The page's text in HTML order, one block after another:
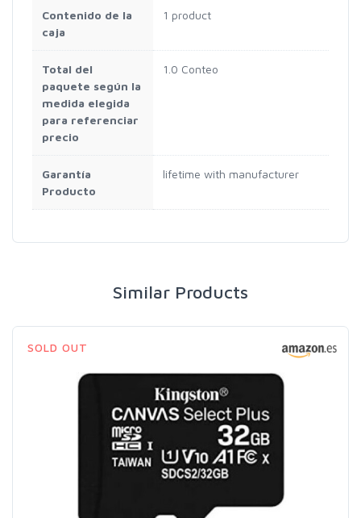
Contenido de la
caja
1 product
Total del
paquete según la
medida elegida
para referenciar
precio
1.0 Conteo
Garantía
Producto
lifetime with manufacturer
Similar Products
SOLD OUT